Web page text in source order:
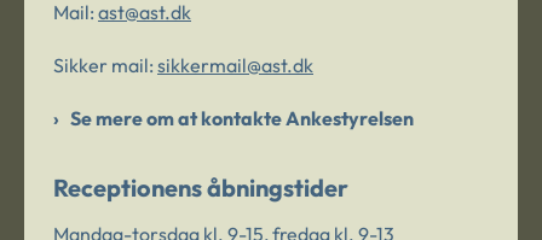
Mail: ast@ast.dk
Sikker mail: sikkermail@ast.dk
Se mere om at kontakte Ankestyrelsen
Receptionens åbningstider
Mandag-torsdag kl. 9-15, fredag kl. 9-13